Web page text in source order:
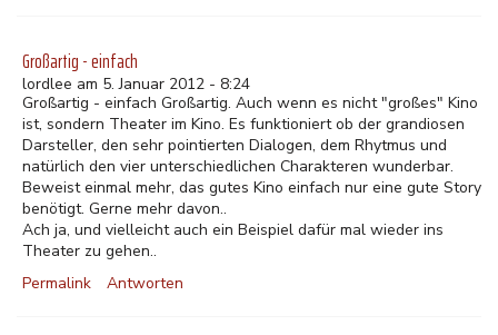
Großartig - einfach
lordlee am 5. Januar 2012 - 8:24
Großartig - einfach Großartig. Auch wenn es nicht "großes" Kino
ist, sondern Theater im Kino. Es funktioniert ob der grandiosen
Darsteller, den sehr pointierten Dialogen, dem Rhytmus und
natürlich den vier unterschiedlichen Charakteren wunderbar.
Beweist einmal mehr, das gutes Kino einfach nur eine gute Story
benötigt. Gerne mehr davon..
Ach ja, und vielleicht auch ein Beispiel dafür mal wieder ins
Theater zu gehen..
Permalink
Antworten